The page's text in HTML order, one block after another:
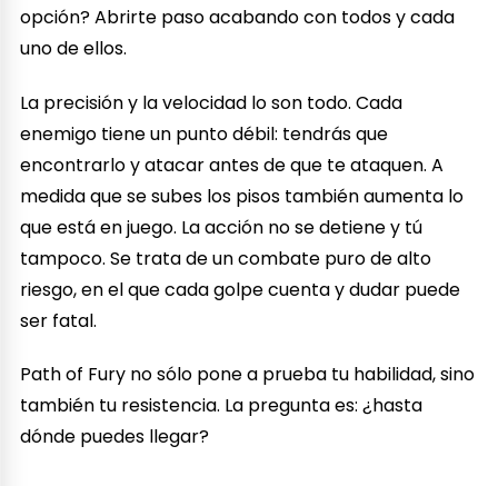
opción? Abrirte paso acabando con todos y cada
uno de ellos.
La precisión y la velocidad lo son todo. Cada
enemigo tiene un punto débil: tendrás que
encontrarlo y atacar antes de que te ataquen. A
medida que se subes los pisos también aumenta lo
que está en juego. La acción no se detiene y tú
tampoco. Se trata de un combate puro de alto
riesgo, en el que cada golpe cuenta y dudar puede
ser fatal.
Path of Fury no sólo pone a prueba tu habilidad, sino
también tu resistencia. La pregunta es: ¿hasta
dónde puedes llegar?